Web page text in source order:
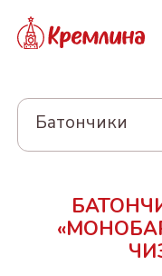
Батончики
Новинки